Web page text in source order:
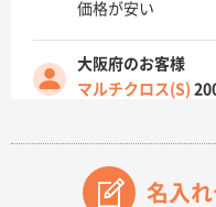
価格が安い
大阪府のお客様
マルチクロス(S)
原稿データ流用が
兵庫県のお客様
名入